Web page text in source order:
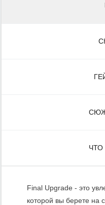
ЧТО
Final Upgrade - это
которой вы берете на